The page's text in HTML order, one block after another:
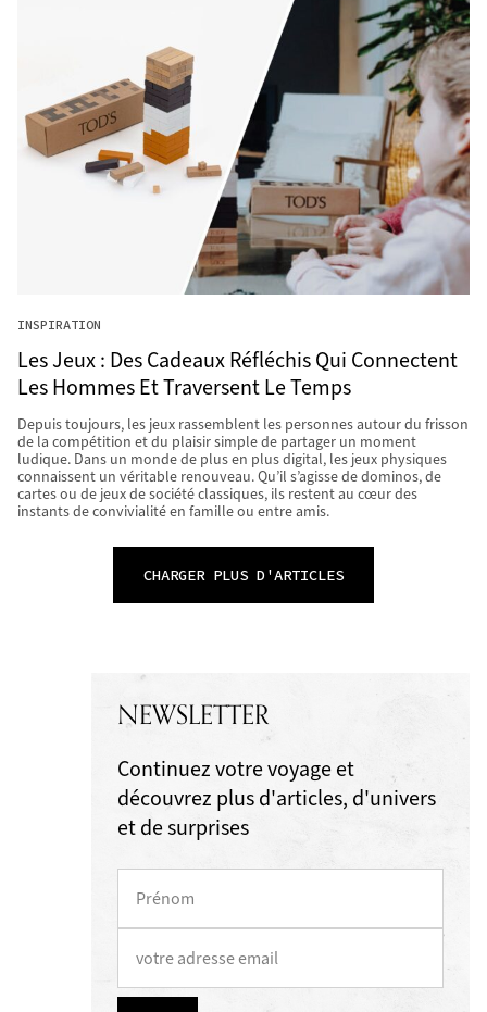
INSPIRATION
Les Jeux : Des Cadeaux Réfléchis Qui Connectent
Les Hommes Et Traversent Le Temps
Depuis toujours, les jeux rassemblent les personnes autour du frisson
de la compétition et du plaisir simple de partager un moment
ludique. Dans un monde de plus en plus digital, les jeux physiques
connaissent un véritable renouveau. Qu’il s’agisse de dominos, de
cartes ou de jeux de société classiques, ils restent au cœur des
instants de convivialité en famille ou entre amis.
CHARGER PLUS D'ARTICLES
NEWSLETTER
Continuez votre voyage et
découvrez plus d'articles, d'univers
et de surprises